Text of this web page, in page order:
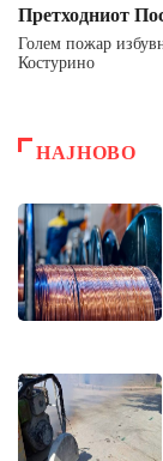
Претходниот
Голем пожар
Костурино
НАЈНОВО